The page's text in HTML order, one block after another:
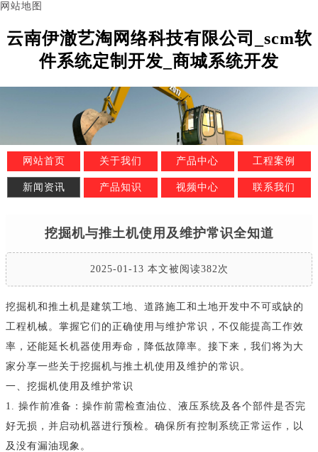
网站地图
云南伊澈艺淘网络科技有限公司_scm软
件系统定制开发_商城系统开发
网站首页 关于我们 产品中心 工程案例
新闻资讯 产品知识 视频中心 联系我们
挖掘机与推土机使用及维护常识全知道
2025-01-13 本文被阅读382次
挖掘机和推土机是建筑工地、道路施工和土地开发中不可或缺的
工程机械。掌握它们的正确使用与维护常识，不仅能提高工作效
率，还能延长机器使用寿命，降低故障率。接下来，我们将为大
家分享一些关于挖掘机与推土机使用及维护的常识。
一、挖掘机使用及维护常识
1. 操作前准备：操作前需检查油位、液压系统及各个部件是否完
好无损，并启动机器进行预检。确保所有控制系统正常运作，以
及没有漏油现象。